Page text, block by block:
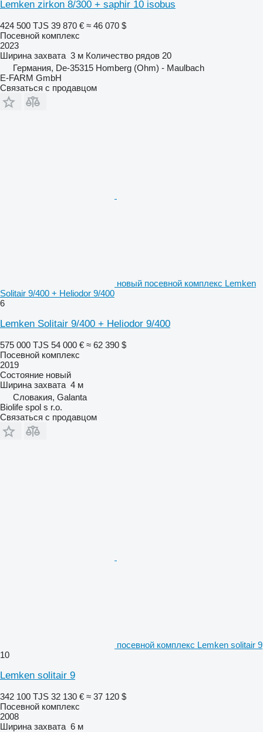
Lemken zirkon 8/300 + saphir 10 isobus
424 500 TJS 39 870 € ≈ 46 070 $
Посевной комплекс
2023
Ширина захвата 3 м Количество рядов 20
Германия, De-35315 Homberg (Ohm) - Maulbach
E-FARM GmbH
Связаться с продавцом
новый посевной комплекс Lemken
Solitair 9/400 + Heliodor 9/400
6
Lemken Solitair 9/400 + Heliodor 9/400
575 000 TJS 54 000 € ≈ 62 390 $
Посевной комплекс
2019
Состояние новый
Ширина захвата 4 м
Словакия, Galanta
Biolife spol s r.o.
Связаться с продавцом
посевной комплекс Lemken solitair 9
10
Lemken solitair 9
342 100 TJS 32 130 € ≈ 37 120 $
Посевной комплекс
2008
Ширина захвата 6 м